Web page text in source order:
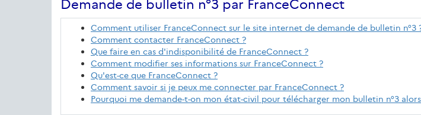
Demande de bulletin n°3 par FranceConnect
Comment utiliser FranceConnect sur le site internet de demande de bulletin n°3
Comment contacter FranceConnect ?
Que faire en cas d'indisponibilité de FranceConnect ?
Comment modifier ses informations sur FranceConnect ?
Qu'est-ce que FranceConnect ?
Comment savoir si je peux me connecter par FranceConnect ?
Pourquoi me demande-t-on mon état-civil pour télécharger mon bulletin n°3